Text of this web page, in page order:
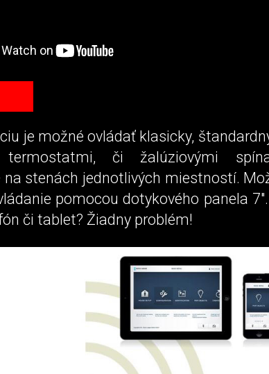
je možné ovládať klasicky,
termostatmi, či žalúziovými
na stenách jednotlivých miestností.
pomocou dotykového panela
či tablet? Žiadny problém!